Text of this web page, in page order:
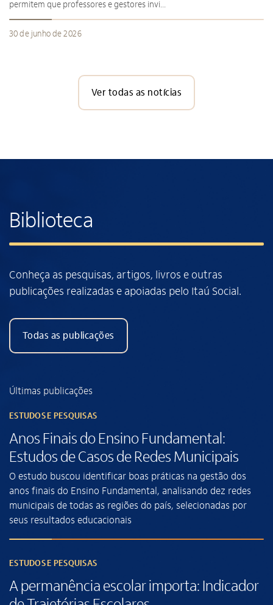
permitem que professores e gestores invi...
30 de junho de 2026
Ver todas as notícias
Biblioteca
Conheça as pesquisas, artigos, livros e outras
publicações realizadas e apoiadas pelo Itaú Social.
Todas as publicações
Últimas publicações
ESTUDOS E PESQUISAS
Anos Finais do Ensino Fundamental:
Estudos de Casos de Redes Municipais
O estudo buscou identificar boas práticas na gestão dos
anos finais do Ensino Fundamental, analisando dez redes
municipais de todas as regiões do país, selecionadas por
seus resultados educacionais
ESTUDOS E PESQUISAS
A permanência escolar importa: Indicador